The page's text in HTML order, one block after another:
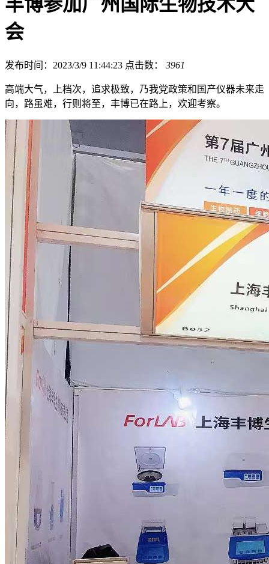
会
发布时间：2023/3/9 11:44:23 点击数： 3961
高端大气，上档次，追求极致，乃我党政策和国产仪器未来走
向，路虽难，行则将至，丰博已在路上，欢迎考察。